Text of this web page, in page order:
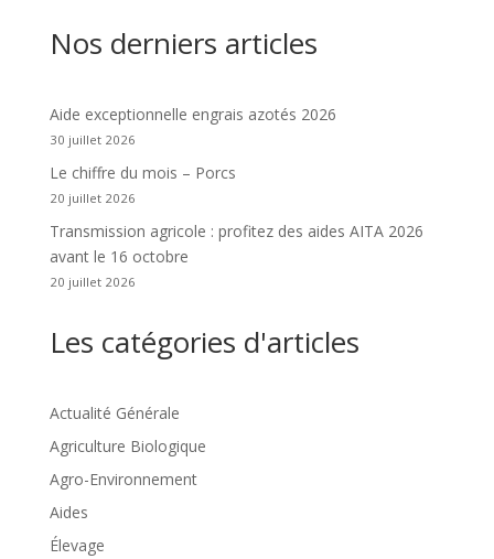
Nos derniers articles
Aide exceptionnelle engrais azotés 2026
30 juillet 2026
Le chiffre du mois – Porcs
20 juillet 2026
Transmission agricole : profitez des aides AITA 2026
avant le 16 octobre
20 juillet 2026
Les catégories d'articles
Actualité Générale
Agriculture Biologique
Agro-Environnement
Aides
Élevage